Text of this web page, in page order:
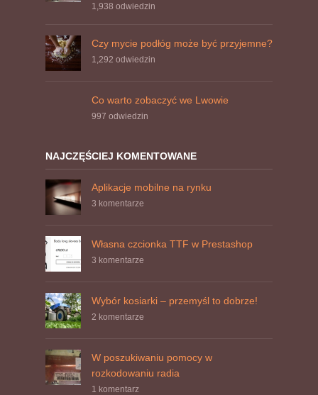
1,938 odwiedzin
Czy mycie podłóg może być przyjemne?
1,292 odwiedzin
Co warto zobaczyć we Lwowie
997 odwiedzin
NAJCZĘŚCIEJ KOMENTOWANE
Aplikacje mobilne na rynku
3 komentarze
Własna czcionka TTF w Prestashop
3 komentarze
Wybór kosiarki – przemyśl to dobrze!
2 komentarze
W poszukiwaniu pomocy w
rozkodowaniu radia
1 komentarz